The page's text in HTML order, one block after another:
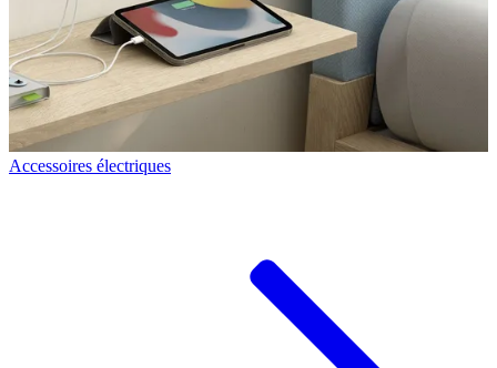
Accessoires électriques